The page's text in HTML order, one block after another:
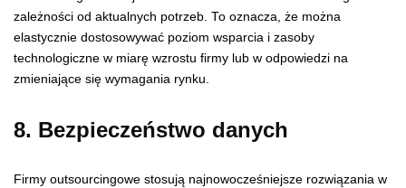
zależności od aktualnych potrzeb. To oznacza, że można
elastycznie dostosowywać poziom wsparcia i zasoby
technologiczne w miarę wzrostu firmy lub w odpowiedzi na
zmieniające się wymagania rynku.
8. Bezpieczeństwo danych
Firmy outsourcingowe stosują najnowocześniejsze rozwiązania w